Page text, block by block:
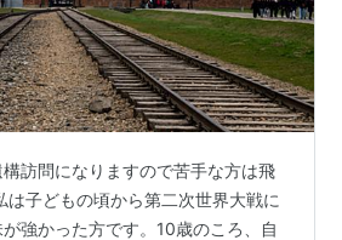
訪問になりますので苦手な方は飛
は子どもの頃から第二次世界大戦に
強かった方です。10歳のころ、自